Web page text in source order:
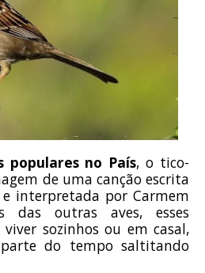
populares no País, o tico-
de uma canção escrita
interpretada por Carmem
das outras aves, esses
sozinhos ou em casal,
do tempo saltitando